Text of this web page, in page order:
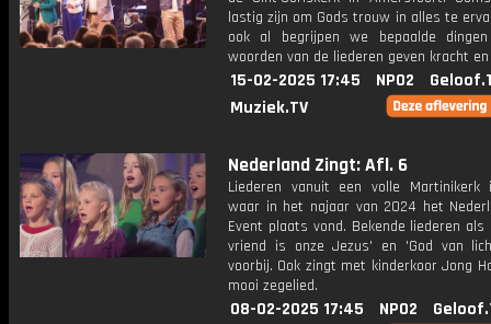
lastig zijn om Gods trouw in alles te
ook al begrijpen we bepaalde
woorden van de liederen geven kracht
15-02-2025 17:45 NPO2
Muziek.TV
Nederland Zingt: Afl. 6
Liederen vanuit een volle Martinikerk
waar in het najaar van 2024 het
Event plaats vond. Bekende liederen als
vriend is onze Jezus' en 'God van
voorbij. Ook zingt met kinderkoor Jong
mooi zegelied.
08-02-2025 17:45 NPO2